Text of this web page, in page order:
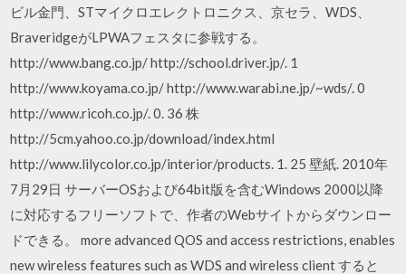
ビル金門、STマイクロエレクトロニクス、京セラ、WDS、
BraveridgeがLPWAフェスタに参戦する。
http://www.bang.co.jp/ http://school.driver.jp/. 1
http://www.koyama.co.jp/ http://www.warabi.ne.jp/~wds/. 0
http://www.ricoh.co.jp/. 0. 36 株
http://5cm.yahoo.co.jp/download/index.html
http://www.lilycolor.co.jp/interior/products. 1. 25 壁紙. 2010年
7月29日 サーバーOSおよび64bit版を含むWindows 2000以降
に対応するフリーソフトで、作者のWebサイトからダウンロー
ドできる。 more advanced QOS and access restrictions, enables
new wireless features such as WDS and wireless client すると